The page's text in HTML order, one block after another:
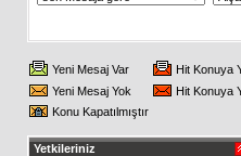
Yeni Mesaj Var
Hit Konuya
Yeni Mesaj Yok
Hit Konuya
Konu Kapatılmıştır
Yetkileriniz